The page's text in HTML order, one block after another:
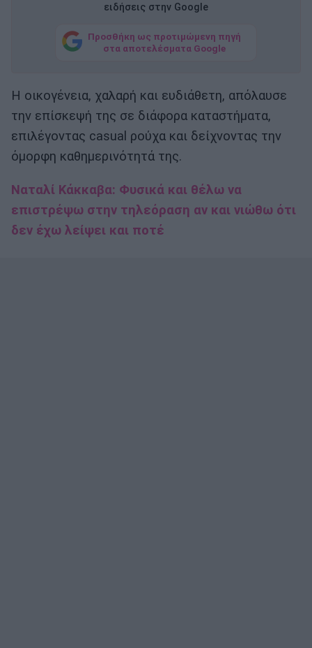
ειδήσεις στην Google
Προσθήκη ως προτιμώμενη πηγή
στα αποτελέσματα Google
Η οικογένεια, χαλαρή και ευδιάθετη, απόλαυσε
την επίσκεψή της σε διάφορα καταστήματα,
επιλέγοντας casual ρούχα και δείχνοντας την
όμορφη καθημερινότητά της.
Ναταλί Κάκκαβα: Φυσικά και θέλω να
επιστρέψω στην τηλεόραση αν και νιώθω ότι
δεν έχω λείψει και ποτέ